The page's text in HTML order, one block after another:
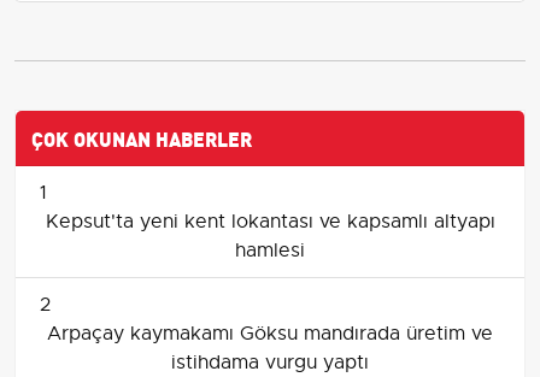
ÇOK OKUNAN HABERLER
1
Kepsut'ta yeni kent lokantası ve kapsamlı altyapı
hamlesi
2
Arpaçay kaymakamı Göksu mandırada üretim ve
istihdama vurgu yaptı